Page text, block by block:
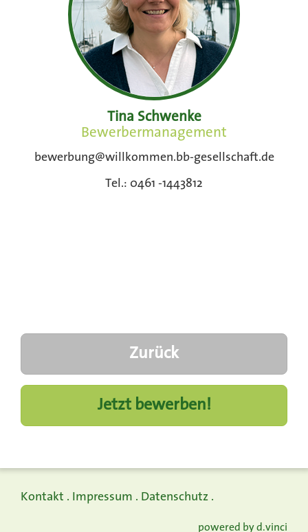
Tina Schwenke
Bewerbermanagement
bewerbung@willkommen.bb-gesellschaft.de
Tel.: 0461 -1443812
Zurück
Jetzt bewerben!
Kontakt . Impressum . Datenschutz .
powered byd.vinci